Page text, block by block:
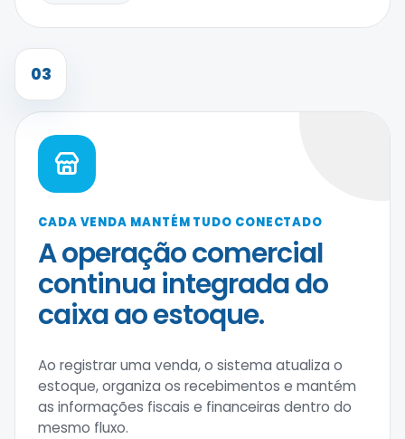
03
CADA VENDA MANTÉM TUDO CONECTADO
A operação comercial
continua integrada do
caixa ao estoque.
Ao registrar uma venda, o sistema atualiza o
estoque, organiza os recebimentos e mantém
as informações fiscais e financeiras dentro do
mesmo fluxo.